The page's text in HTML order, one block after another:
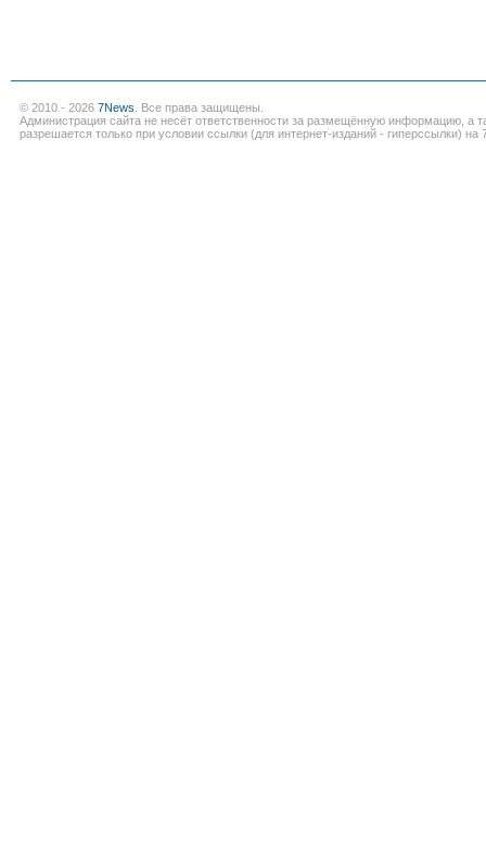
© 2010 - 2026 7News . Все права защищены.
Администрация сайта не несёт ответственности за размещённую информацию, а
разрешается только при условии ссылки (для интернет-изданий - гиперссылки) на